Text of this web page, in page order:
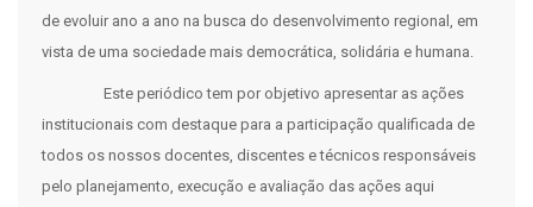
de evoluir ano a ano na busca do desenvolvimento regional, em
vista de uma sociedade mais democrática, solidária e humana.
Este periódico tem por objetivo apresentar as ações
institucionais com destaque para a participação qualificada de
todos os nossos docentes, discentes e técnicos responsáveis
pelo planejamento, execução e avaliação das ações aqui